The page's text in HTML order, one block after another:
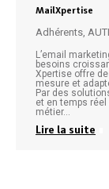
MailXpertise
Adhérents,
L’email
besoins
Xpertise offre
mesure et
Par des
et en temps
métier…
Lire la suite